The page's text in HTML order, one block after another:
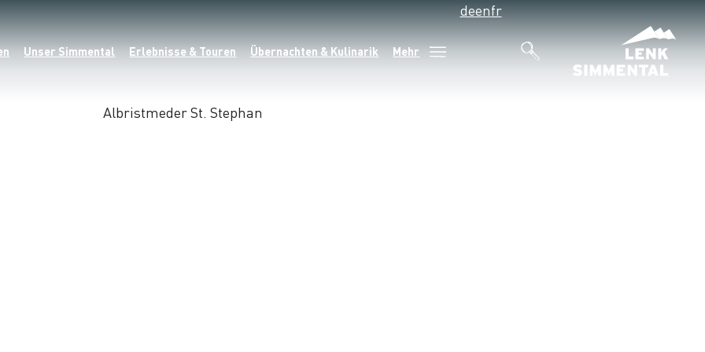
Unser Simmental Erlebnisse & Touren Übernachten & Kulinarik Mehr
deenfr